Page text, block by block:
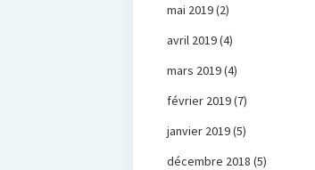
mai 2019(2)
avril 2019(4)
mars 2019(4)
février 2019(7)
janvier 2019(5)
décembre 2018 (5)